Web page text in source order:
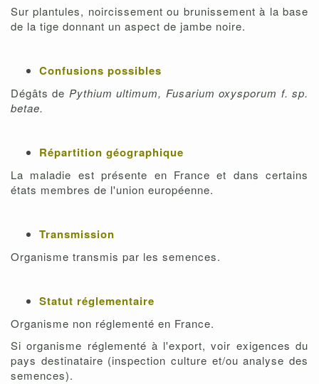
Sur plantules, noircissement ou brunissement à la base
de la tige donnant un aspect de jambe noire.
Confusions possibles
Dégâts de Pythium ultimum, Fusarium oxysporum f. sp.
betae.
Répartition géographique
La maladie est présente en France et dans certains
états membres de l'union européenne.
Transmission
Organisme transmis par les semences.
Statut réglementaire
Organisme non réglementé en France.
Si organisme réglementé à l'export, voir exigences du
pays destinataire (inspection culture et/ou analyse des
semences).